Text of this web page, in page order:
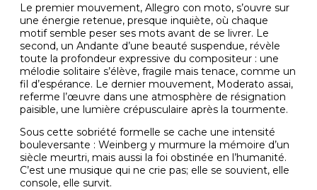
Le premier mouvement, Allegro con moto, s’ouvre sur
une énergie retenue, presque inquiète, où chaque
motif semble peser ses mots avant de se livrer. Le
second, un Andante d’une beauté suspendue, révèle
toute la profondeur expressive du compositeur : une
mélodie solitaire s’élève, fragile mais tenace, comme un
fil d’espérance. Le dernier mouvement, Moderato assai,
referme l’œuvre dans une atmosphère de résignation
paisible, une lumière crépusculaire après la tourmente.
Sous cette sobriété formelle se cache une intensité
bouleversante : Weinberg y murmure la mémoire d’un
siècle meurtri, mais aussi la foi obstinée en l’humanité.
C’est une musique qui ne crie pas; elle se souvient, elle
console, elle survit.